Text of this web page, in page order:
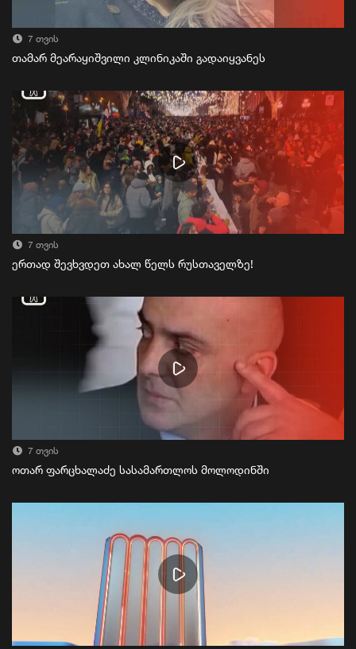
7 თვის
თამარ მეარაყიშვილი კლინიკაში გადაიყვანეს
7 თვის
ერთად შევხვდეთ ახალ წელს რუსთაველზე!
7 თვის
ოთარ ფარცხალაძე სასამართლოს მოლოდინში